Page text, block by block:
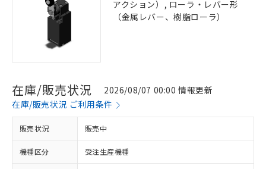
アクション）, ローラ・レバー形
（金属レバー、樹脂ローラ）
在庫/販売状況
2026/08/07 00:00 情報更新
在庫/販売状況 ご利用条件
販売状況 販売中
機種区分 受注生産機種